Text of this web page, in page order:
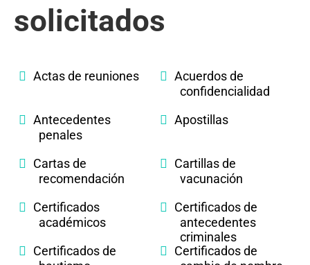
solicitados
Actas de reuniones
Acuerdos de
confidencialidad
Antecedentes
penales
Apostillas
Cartas de
recomendación
Cartillas de
vacunación
Certificados
académicos
Certificados de
antecedentes
criminales
Certificados de
Certificados de